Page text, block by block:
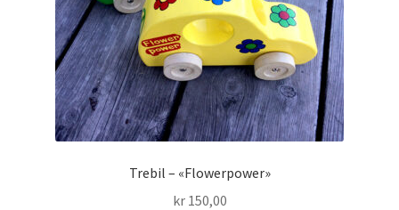
Trebil – «Flowerpower»
kr150,00